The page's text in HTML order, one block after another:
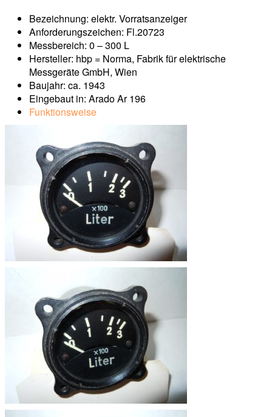
Bezeichnung: elektr. Vorratsanzeiger
Anforderungszeichen: Fl.20723
Messbereich: 0 – 300 L
Hersteller: hbp = Norma, Fabrik für elektrische
Messgeräte GmbH, Wien
Baujahr: ca. 1943
Eingebaut in: Arado Ar 196
Funktionsweise